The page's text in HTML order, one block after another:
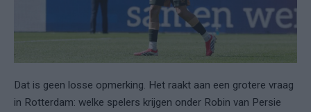
Dat is geen losse opmerking. Het raakt aan een grotere vraag
in Rotterdam: welke spelers krijgen onder Robin van Persie